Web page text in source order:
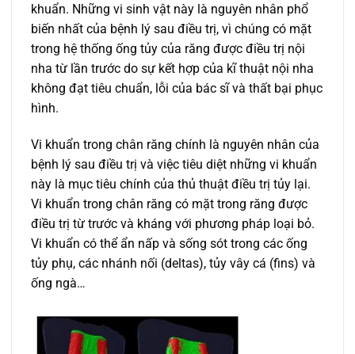
khuẩn. Những vi sinh vật này là nguyên nhân phổ
biến nhất của bệnh lý sau điều trị, vì chúng có mặt
trong hệ thống ống tủy của răng được điều trị nội
nha từ lần trước do sự kết hợp của kĩ thuật nội nha
không đạt tiêu chuẩn, lỗi của bác sĩ và thất bại phục
hình.
Vi khuẩn trong chân răng chính là nguyên nhân của
bệnh lý sau điều trị và việc tiêu diệt những vi khuẩn
này là mục tiêu chính của thủ thuật điều trị tủy lại.
Vi khuẩn trong chân răng có mặt trong răng được
điều trị từ trước và kháng với phương pháp loại bỏ.
Vi khuẩn có thể ẩn nấp và sống sót trong các ống
tủy phụ, các nhánh nối (deltas), tủy vây cá (fins) và
ống ngà…